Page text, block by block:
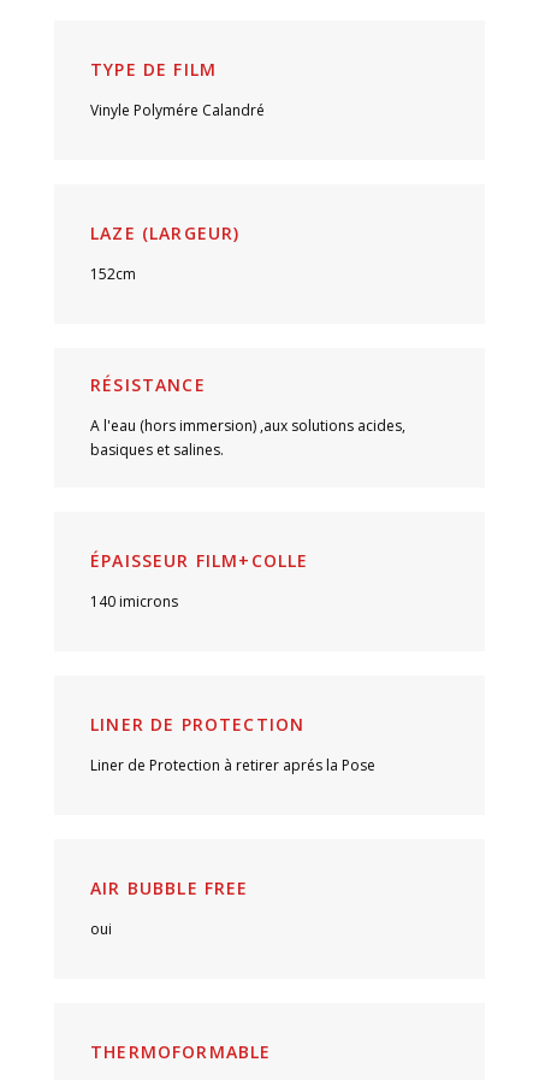
TYPE DE FILM
Vinyle Polymére Calandré
LAZE (LARGEUR)
152cm
RÉSISTANCE
A l'eau (hors immersion) ,aux solutions acides,
basiques et salines.
ÉPAISSEUR FILM+COLLE
140 imicrons
LINER DE PROTECTION
Liner de Protection à retirer aprés la Pose
AIR BUBBLE FREE
oui
THERMOFORMABLE